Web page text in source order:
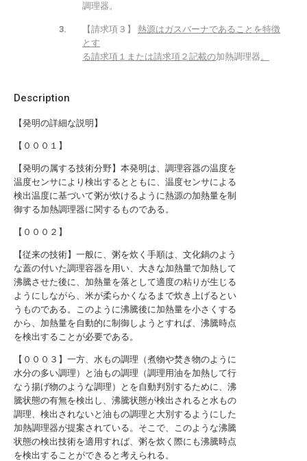
Description
【発明の詳細な説明】
【０００１】
【発明の属する技術分野】本発明は、調理容器の温度を
温度センサにより検出するとともに、温度センサによる
検出温度に基づいて粥が炊けるように熱源の加熱量を制
御する加熱調理器に関するものである。
【０００２】
【従来の技術】一般に、粥を炊く手順は、文化鍋のよう
な蓋の付いた調理容器を用い、大きな加熱量で加熱して
沸騰させた後に、加熱量を落として適度の粘りが生じる
ようにしながら、米が柔らかくなるまで炊き上げるとい
うものである。このように沸騰後に加熱量を小さくする
から、加熱量を自動的に制御しようとすれば、沸騰時点
を検出することが必要である。
【０００３】一方、水もの調理（煮物や焚き物のように
水分の多い調理）と油もの調理（調理用油を加熱して行
なう揚げ物のような調理）とを自動判別するために、沸
騰状態の有無を検出し、沸騰状態が検出されると水もの
調理、検出されないと油もの調理と大別するようにした
加熱調理器が提案されている。そこで、このような沸騰
状態の検出技術を適用すれば、粥を炊く際にも沸騰時点
を検出することができると考えられる。
調理器。
【請求項３】 熱源はガスバーナであることを特徴
とす
る請求項１または請求項２記載の加熱調理器。